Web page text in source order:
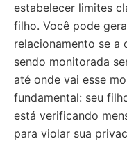
estabelecer limites
filho. Você pode
relacionamento se a
sendo monitorada
até onde vai esse
fundamental: seu
está verificando
para violar sua